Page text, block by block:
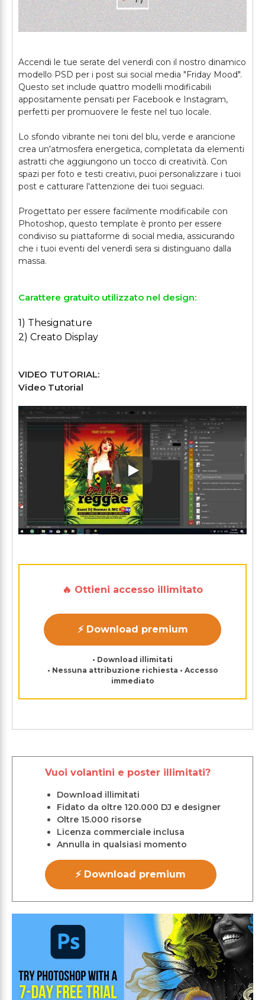
Accendi le tue serate del venerdì con il nostro dinamico
modello PSD per i post sui social media "Friday Mood".
Questo set include quattro modelli modificabili
appositamente pensati per Facebook e Instagram,
perfetti per promuovere le feste nel tuo locale.
Lo sfondo vibrante nei toni del blu, verde e arancione
crea un'atmosfera energetica, completata da elementi
astratti che aggiungono un tocco di creatività. Con
spazi per foto e testi creativi, puoi personalizzare i tuoi
post e catturare l'attenzione dei tuoi seguaci.
Progettato per essere facilmente modificabile con
Photoshop, questo template è pronto per essere
condiviso su piattaforme di social media, assicurando
che i tuoi eventi del venerdì sera si distinguano dalla
Carattere gratuito utilizzato nel design:
1) Thesignature
2) Creato Display
VIDEO TUTORIAL:
Video Tutorial
Play: Keynote (Google I/O
🔥 Ottieni accesso illimitato
⚡ Download premium
• Download illimitati
• Nessuna attribuzione richiesta • Accesso
immediato
Vuoi volantini e poster illimitati?
Download illimitati
Fidato da oltre 120.000 DJ e designer
Oltre 15.000 risorse
Licenza commerciale inclusa
Annulla in qualsiasi momento
⚡ Download premium